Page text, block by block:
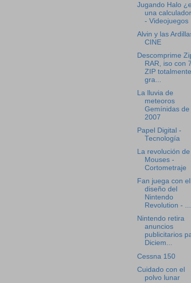
Jugando Halo
una
- Videojuegos
Alvin y las
CINE
Descomprime
RAR, iso con
ZIP totalmente
gra...
La lluvia de
meteoros
Gemínidas de
2007
Papel Digital -
Tecnología
La revolución
Mouses -
Cortometraje
Fan juega con el
diseño del
Nintendo
Revolution - ...
Nintendo retira
anuncios
publicitarios
Diciem...
Cessna 150
Cuidado con el
polvo lunar